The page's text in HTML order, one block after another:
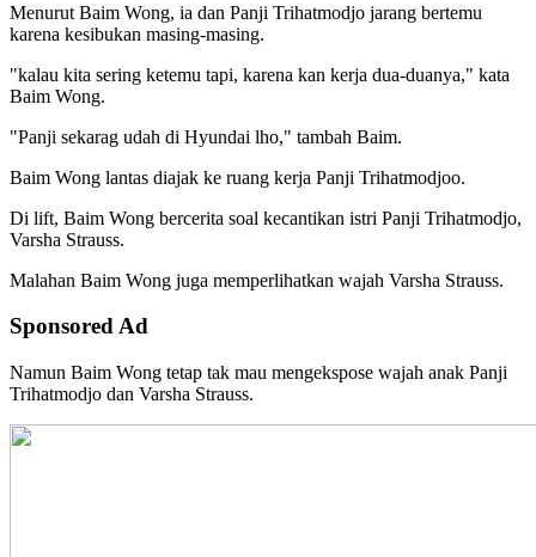
Menurut Baim Wong, ia dan Panji Trihatmodjo jarang bertemu
karena kesibukan masing-masing.
"kalau kita sering ketemu tapi, karena kan kerja dua-duanya," kata
Baim Wong.
"Panji sekarag udah di Hyundai lho," tambah Baim.
Baim Wong lantas diajak ke ruang kerja Panji Trihatmodjoo.
Di lift, Baim Wong bercerita soal kecantikan istri Panji Trihatmodjo,
Varsha Strauss.
Malahan Baim Wong juga memperlihatkan wajah Varsha Strauss.
Sponsored Ad
Namun Baim Wong tetap tak mau mengekspose wajah anak Panji
Trihatmodjo dan Varsha Strauss.